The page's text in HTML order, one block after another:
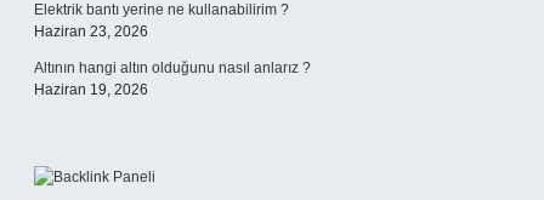
Elektrik bantı yerine ne kullanabilirim ?
Haziran 23, 2026
Altının hangi altın olduğunu nasıl anlarız ?
Haziran 19, 2026